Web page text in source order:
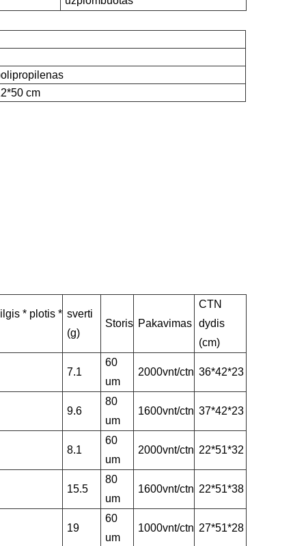
cm
* plotis * sverti
(g)
Storis Pakavimas
CTN
dydis
(cm)
7.1
60
um
2000vnt/ctn 36*42*23
9.6
80
um
1600vnt/ctn 37*42*23
8.1
60
um
2000vnt/ctn 22*51*32
15.5
80
um
1600vnt/ctn 22*51*38
19
60
um
1000vnt/ctn 27*51*28